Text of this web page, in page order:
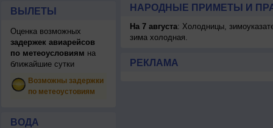
ВЫЛЕТЫ
Оценка возможных
задержек авиарейсов
по метеоусловиям на
ближайшие сутки
Возможны задержки
по метеоустовиям
ВОДА
НАРОДНЫЕ ПРИМЕТЫ И
На 7 августа: Холодницы,
зима холодная.
РЕКЛАМА